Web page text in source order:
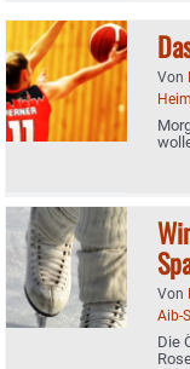
Von
Von
Aib-
Die